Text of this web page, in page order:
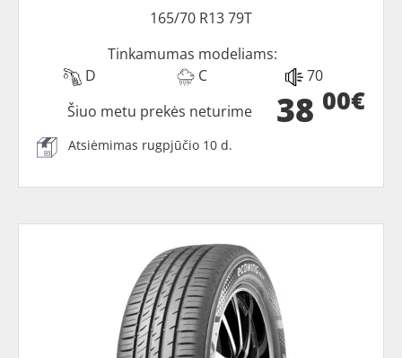
165/70 R13 79T
Tinkamumas modeliams:
D
C 70
38 00€
Šiuo metu prekės neturime
Atsiėmimas rugpjūčio 10 d.